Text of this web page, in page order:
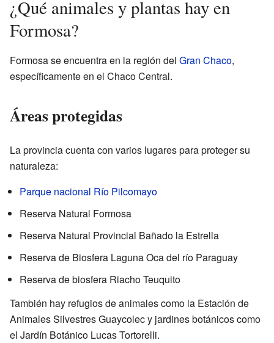
¿Qué animales y plantas hay en
Formosa?
Formosa se encuentra en la región del Gran Chaco,
específicamente en el Chaco Central.
Áreas protegidas
La provincia cuenta con varios lugares para proteger su
naturaleza:
Parque nacional Río Pilcomayo
Reserva Natural Formosa
Reserva Natural Provincial Bañado la Estrella
Reserva de Biosfera Laguna Oca del río Paraguay
Reserva de biosfera Riacho Teuquito
También hay refugios de animales como la Estación de
Animales Silvestres Guaycolec y jardines botánicos como
el Jardín Botánico Lucas Tortorelli.